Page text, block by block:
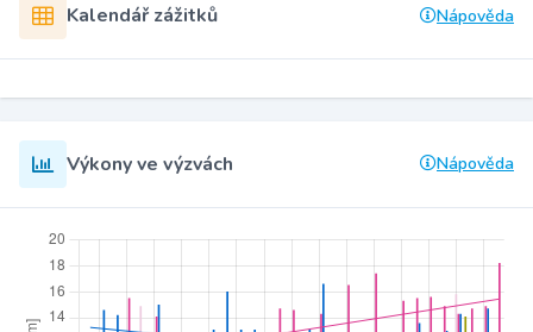
Kalendář zážitků Nápověda
Výkony ve výzvách Nápověda